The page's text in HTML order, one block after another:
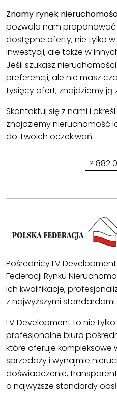
Znamy rynek
pozwala nam proponować
dostępne oferty, nie tylko
inwestycji, ale także w
Jeśli szukasz
preferencji, ale nie masz
tysięcy ofert, znajdziemy ją
Skontaktuj się z nami i
znajdziemy nieruchomość
do Twoich oczekiwań.
? 882
Pośrednicy LV
Federacji Rynku
ich kwalifikacje,
z najwyższymi
LV Development to nie
profesjonalne biuro
które oferuje kompleksowe
sprzedaży i wynajmie
doświadczenie,
o najwyższe standardy